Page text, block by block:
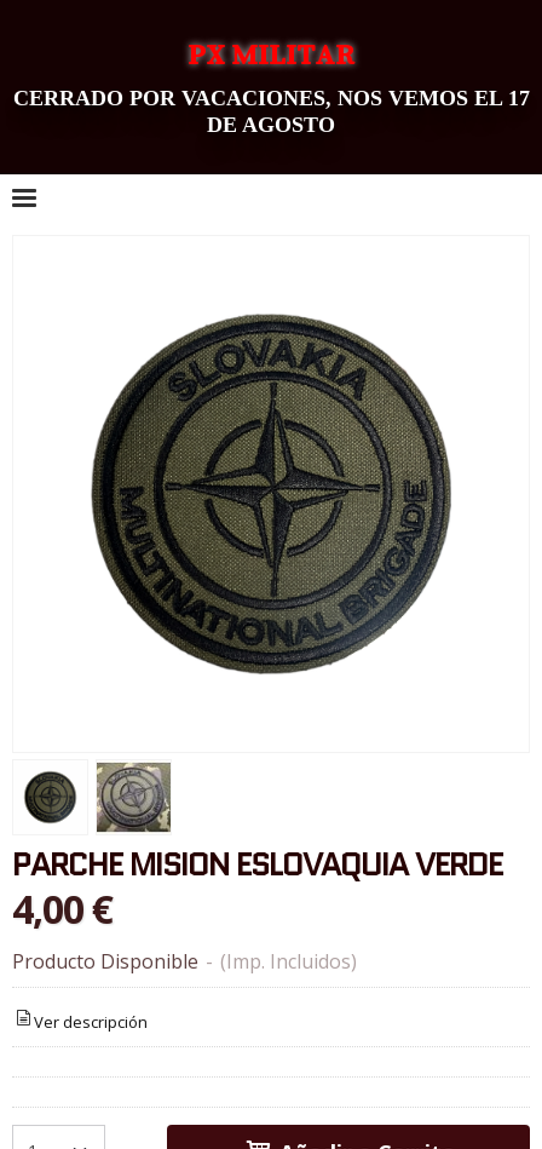
PX MILITAR
CERRADO POR VACACIONES, NOS VEMOS EL 17
DE AGOSTO
PARCHE MISION ESLOVAQUIA VERDE
4,00 €
Producto Disponible - (Imp. Incluidos)
Ver descripción